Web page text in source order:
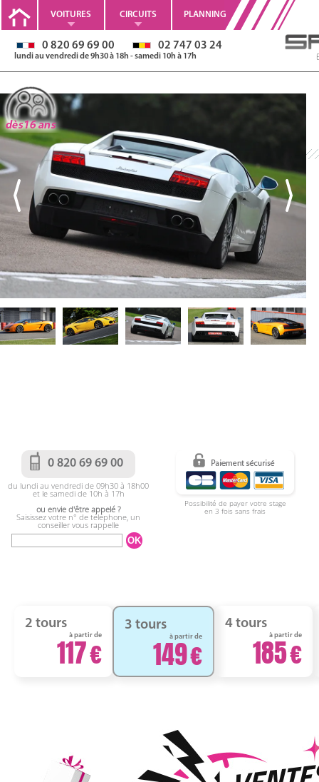
VOITURES CIRCUITS PLANNING
0 820 69 69 00 02 747 03 24
lundi au vendredi de 9h30 à 18h - samedi 10h à 17h
0 820 69 69 00
du lundi au vendredi de 09h30 à 18h00
et le samedi de 10h à 17h
ou envie d'être appelé ?
Saisissez votre n° de téléphone, un
conseiller vous rappelle
Possibilité de payer votre stage
en 3 fois sans frais
2 tours
à partir de
117
3 tours
à partir de
149
4 tours
à partir de
185